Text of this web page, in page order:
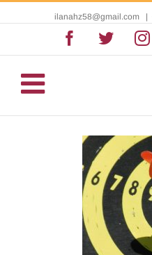
|
Instagram
Twitter